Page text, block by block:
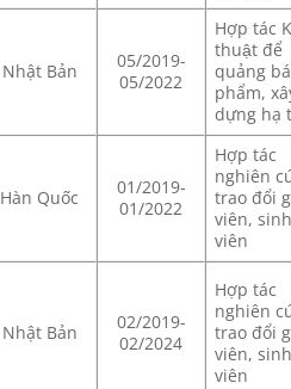
Nhật Bản
05/2019-
05/2022
Hợp tác
thuật để
quảng
phẩm,
dựng hạ
Hàn Quốc
01/2019-
01/2022
Hợp tác
nghiên
trao đổi
viên,
viên
Nhật Bản
02/2019-
02/2024
Hợp tác
nghiên
trao đổi
viên,
viên